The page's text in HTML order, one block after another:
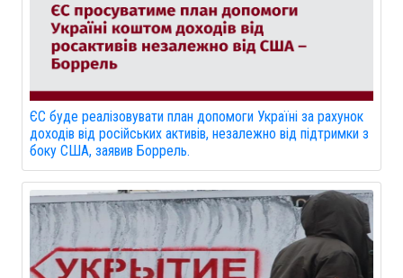
ЄС буде реалізовувати план допомоги Україні за рахунок
доходів від російських активів, незалежно від підтримки з
боку США, заявив Боррель.